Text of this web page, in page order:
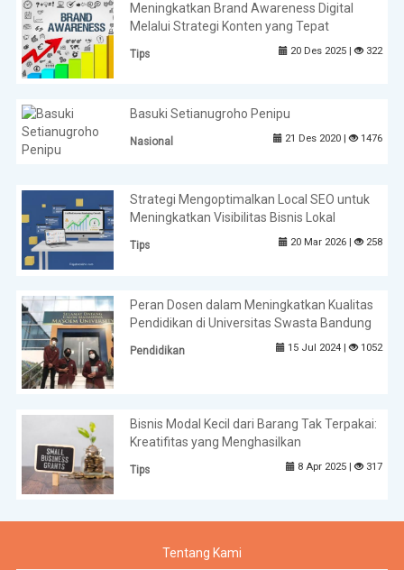
Meningkatkan Brand Awareness Digital
Melalui Strategi Konten yang Tepat
Tips 20 Des 2025 | 322
Basuki Setianugroho Penipu
Nasional 21 Des 2020 | 1476
Strategi Mengoptimalkan Local SEO untuk
Meningkatkan Visibilitas Bisnis Lokal
Tips 20 Mar 2026 | 258
Peran Dosen dalam Meningkatkan Kualitas
Pendidikan di Universitas Swasta Bandung
Pendidikan 15 Jul 2024 | 1052
Bisnis Modal Kecil dari Barang Tak Terpakai:
Kreatifitas yang Menghasilkan
Tips 8 Apr 2025 | 317
Tentang Kami